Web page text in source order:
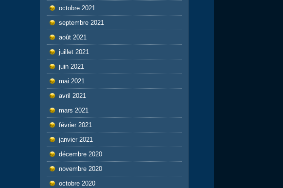
octobre 2021
septembre 2021
août 2021
juillet 2021
juin 2021
mai 2021
avril 2021
mars 2021
février 2021
janvier 2021
décembre 2020
novembre 2020
octobre 2020